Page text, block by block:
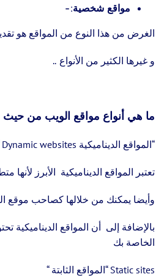
مواقع شخصية:-
الغرض من هذا النوع من المواقع هو
و غيرها الكثير من الأنواع ..
ما هي أنواع مواقع الويب من حيث
“المواقع الديناميكية Dynamic websites “
تعتبر المواقع الديناميكية الأبرز
وأيضا يمكنك من خلالها كصاحب موقع
بالإضافة إلى أن المواقع
الخاصة بك
Static sites “المواقع الثابتة “